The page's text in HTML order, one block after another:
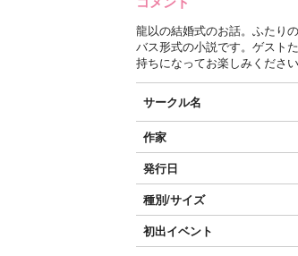
龍以の結婚式のお話。ふたり
バス形式の小説です。ゲスト
持ちになってお楽しみくださ
サークル名
作家
発行日
種別/サイズ
初出イベント